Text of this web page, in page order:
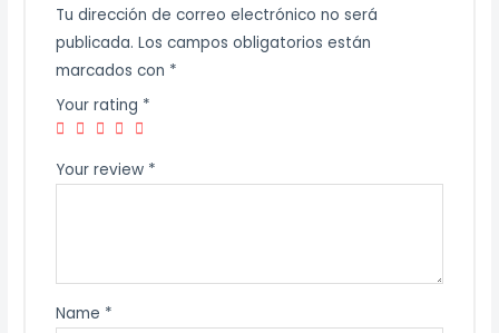
Tu dirección de correo electrónico no será
publicada. Los campos obligatorios están
marcados con *
Your rating *
Your review *
Name *